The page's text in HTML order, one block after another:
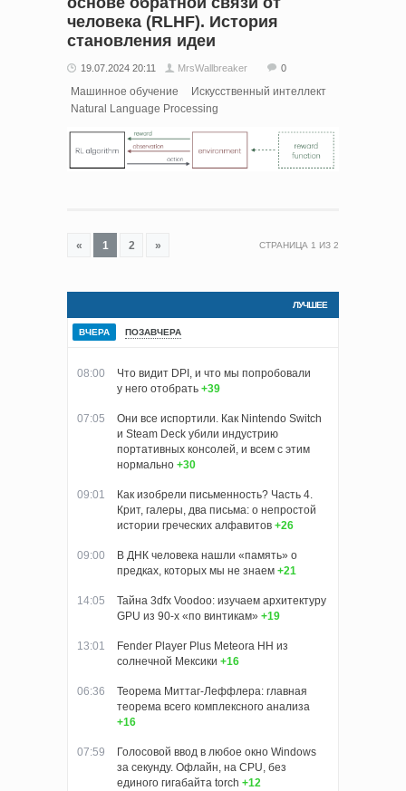
человека (RLHF). История
становления идеи
19.07.2024 20:11 MrsWallbreaker 0
Машинное обучение
Искусственный интеллект
Natural Language Processing
« 1 2 » СТРАНИЦА 1 ИЗ 2
ЛУЧШЕЕ
ВЧЕРА ПОЗАВЧЕРА
08:00
Что видит DPI, и что мы попробовали
у него отобрать +39
07:05
Они все испортили. Как Nintendo Switch
и Steam Deck убили индустрию
портативных консолей, и всем с этим
нормально +30
09:01
Как изобрели письменность? Часть 4.
Крит, галеры, два письма: о непростой
истории греческих алфавитов +26
09:00
В ДНК человека нашли «память» о
предках, которых мы не знаем +21
14:05
Тайна 3dfx Voodoo: изучаем архитектуру
GPU из 90-х «по винтикам» +19
13:01
Fender Player Plus Meteora HH из
солнечной Мексики +16
06:36
Теорема Миттаг-Леффлера: главная
теорема всего комплексного анализа
+16
07:59
Голосовой ввод в любое окно Windows
за секунду. Офлайн, на CPU, без
единого гигабайта torch +12